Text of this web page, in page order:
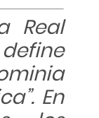
Real
En